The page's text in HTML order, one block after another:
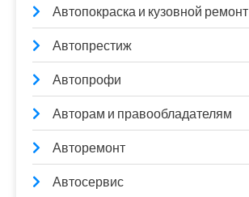
Автопокраска и кузовной ремонт
Автопрестиж
Автопрофи
Авторам и правообладателям
Авторемонт
Автосервис